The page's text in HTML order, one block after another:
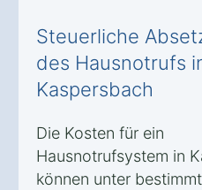
Steuerliche
des Hausnotrufs
Kaspersbach
Die Kosten für ein
Hausnotrufsystem in
können unter